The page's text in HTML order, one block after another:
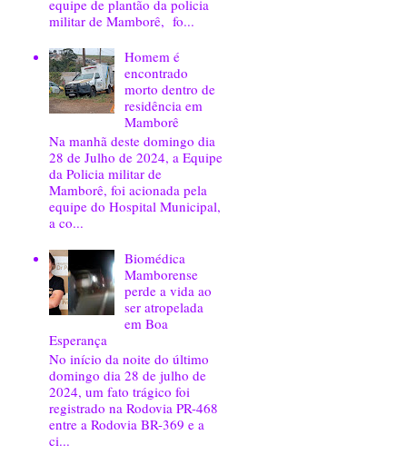
equipe de plantão da policia
militar de Mamborê, fo...
Homem é
encontrado
morto dentro de
residência em
Mamborê
Na manhã deste domingo dia
28 de Julho de 2024, a Equipe
da Policia militar de
Mamborê, foi acionada pela
equipe do Hospital Municipal,
a co...
Biomédica
Mamborense
perde a vida ao
ser atropelada
em Boa
Esperança
No início da noite do último
domingo dia 28 de julho de
2024, um fato trágico foi
registrado na Rodovia PR-468
entre a Rodovia BR-369 e a
ci...